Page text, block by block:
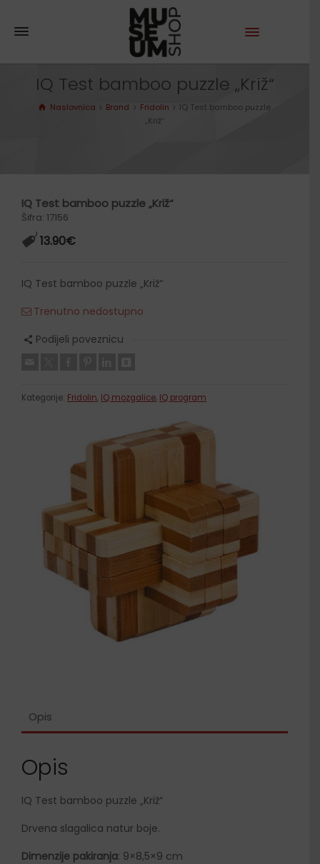
IQ Test bamboo puzzle „Križ“
Naslovnica Brand Fridolin
IQ Test bamboo puzzle
„Križ“
IQ Test bamboo puzzle „Križ“
Šifra: 17156
13.90€
IQ Test bamboo puzzle „Križ“
Trenutno nedostupno
Podijeli poveznicu
Kategorije: Fridolin, IQ mozgalice, IQ program
Opis
Opis
IQ Test bamboo puzzle „Križ“
Drvena slagalica natur boje.
Dimenzije pakiranja: 9×8,5×9 cm